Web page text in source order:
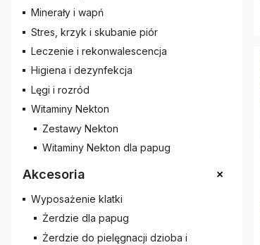
Minerały i wapń
Stres, krzyk i skubanie piór
Leczenie i rekonwalescencja
Higiena i dezynfekcja
Lęgi i rozród
Witaminy Nekton
Zestawy Nekton
Witaminy Nekton dla papug
Akcesoria +
Wyposażenie klatki
Żerdzie dla papug
Żerdzie do pielęgnacji dzioba i